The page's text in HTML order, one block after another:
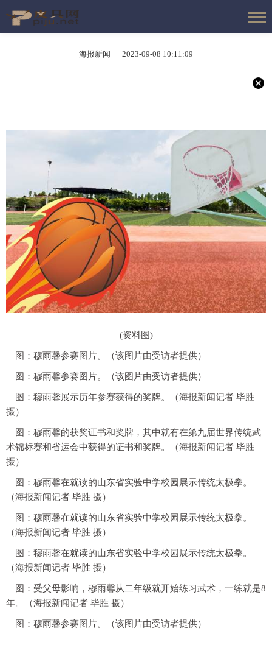
海报新闻 2023-09-08 10:11:09
(资料图)
图：穆雨馨参赛图片。（该图片由受访者提供）
图：穆雨馨参赛图片。（该图片由受访者提供）
图：穆雨馨展示历年参赛获得的奖牌。（海报新闻记者 毕胜
摄）
图：穆雨馨的获奖证书和奖牌，其中就有在第九届世界传统武
术锦标赛和省运会中获得的证书和奖牌。（海报新闻记者 毕胜
摄）
图：穆雨馨在就读的山东省实验中学校园展示传统太极拳。
（海报新闻记者 毕胜 摄）
图：穆雨馨在就读的山东省实验中学校园展示传统太极拳。
（海报新闻记者 毕胜 摄）
图：穆雨馨在就读的山东省实验中学校园展示传统太极拳。
（海报新闻记者 毕胜 摄）
图：受父母影响，穆雨馨从二年级就开始练习武术，一练就是8
年。（海报新闻记者 毕胜 摄）
图：穆雨馨参赛图片。（该图片由受访者提供）